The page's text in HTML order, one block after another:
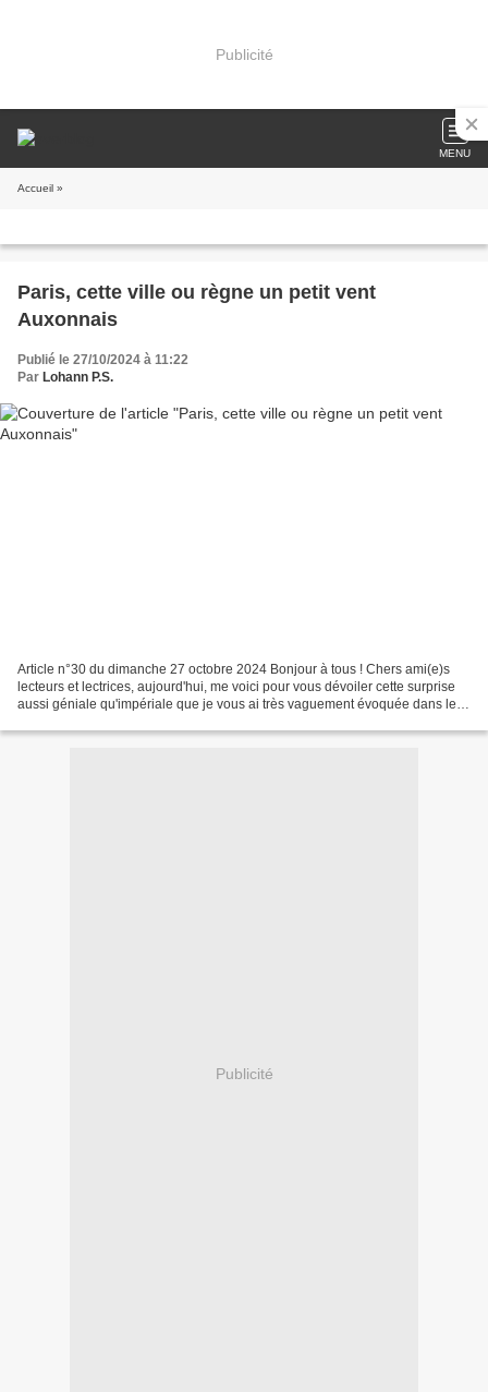
Publicité
MENU
Accueil »
Paris, cette ville ou règne un petit vent
Auxonnais
Publié le 27/10/2024 à 11:22
Par Lohann P.S.
Article n°30 du dimanche 27 octobre 2024 Bonjour à tous ! Chers ami(e)s
lecteurs et lectrices, aujourd'hui, me voici pour vous dévoiler cette surprise
aussi géniale qu'impériale que je vous ai très vaguement évoquée dans le
Publicité